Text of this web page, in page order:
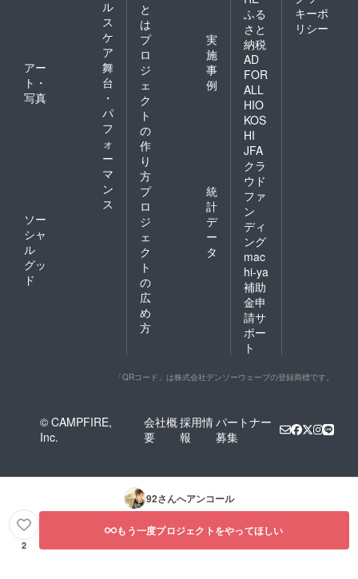
ル
ス
ケ
ア
アー
ト・
写真
舞
台
・
パ
フ
ォ
ー
マ
ン
ス
ソー
シャ
ル
グッ
ド
と
は
プ
ロ
ジ
ェ
ク
ト
の
作
り
方
実
施
事
例
プ
ロ
ジ
ェ
ク
ト
の
広
め
方
統
計
デ
ー
タ
ふる
さと
納税
AD
FOR
ALL
HIO
KOS
HI
JFA
クラ
ウド
ファ
ン
ディ
ング
mac
hi-ya
補助
金申
請サ
ポー
ト
キーポ
リシー
「QRコード」は株式会社デンソーウェーブの登録商標です。
© CAMPFIRE,
Inc.
会社概
要
採用情
報
パートナー
募集
92さんへアンコール
2
もう一度プロジェクトをやってほしい